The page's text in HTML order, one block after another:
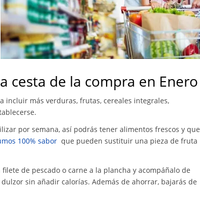
cesta de la compra en Enero
incluir más verduras, frutas, cereales integrales,
por semana, así podrás tener alimentos frescos y que
100% sabor que pueden sustituir una pieza de fruta
de pescado o carne a la plancha y acompáñalo de
sin añadir calorías. Además de ahorrar, bajarás de